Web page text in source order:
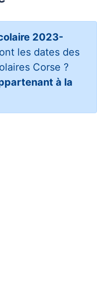
2023-
les dates des
Corse ?
à la